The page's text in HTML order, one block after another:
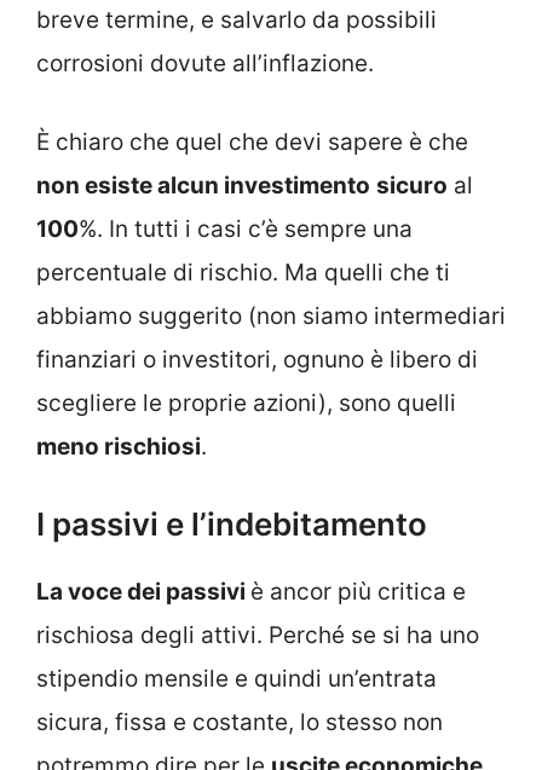
breve termine, e salvarlo da possibili
corrosioni dovute all’inflazione.
È chiaro che quel che devi sapere è che
non esiste alcun investimento sicuro al
100%. In tutti i casi c’è sempre una
percentuale di rischio. Ma quelli che ti
abbiamo suggerito (non siamo intermediari
finanziari o investitori, ognuno è libero di
scegliere le proprie azioni), sono quelli
meno rischiosi.
I passivi e l’indebitamento
La voce dei passivi è ancor più critica e
rischiosa degli attivi. Perché se si ha uno
stipendio mensile e quindi un’entrata
sicura, fissa e costante, lo stesso non